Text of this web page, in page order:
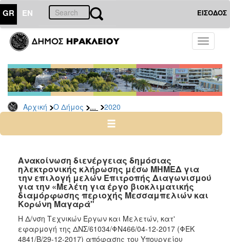
GR EN ΕΙΣΟΔΟΣ
Toggle
Αρχική Ο Δήμος ... 2020
ΔΗΜΟΣ
Δελτία
Τύπου
Αρχείο
2026
2024
2022
2021
2020
2019
2018
Ανακοίνωση διενέργειας δημόσιας
ηλεκτρονικής κλήρωσης μέσω ΜΗΜΕΔ για
την επιλογή μελών Επιτροπής Διαγωνισμού
για την «Μελέτη για έργο βιοκλιματικής
διαμόρφωσης περιοχής Μεσσαμπελιών και
Κορώνη Μαγαρά"
Η Δ/νση Τεχνικών Έργων και Μελετών, κατ'
εφαρμογή της ΔΝΣ/61034/ΦΝ466/04-12-2017 (ΦΕΚ
4841/Β/29-12-2017) απόφασης του Υπουργείου